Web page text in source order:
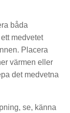
båda
medvetet
Placera
värmen eller
det medvetna
se, känna